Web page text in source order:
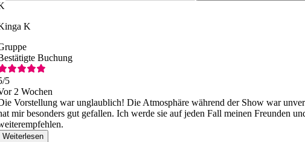
K
Buchung
/5
2 Wochen
Vorstellung war unglaublich! Die Atmosphäre während der Show war
mir besonders gut gefallen. Ich werde sie auf jeden Fall meinen Freunden
Weiterlesen